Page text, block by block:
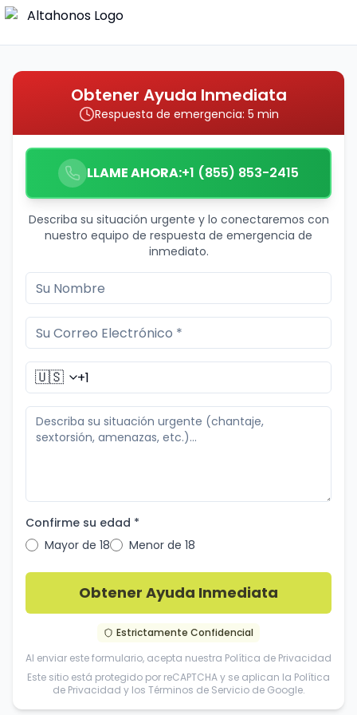
Obtener Ayuda Inmediata
Respuesta de emergencia: 5 min
LLAME AHORA:+1 (855) 853-2415
Describa su situación urgente y lo conectaremos con
nuestro equipo de respuesta de emergencia de
inmediato.
🇺🇸
Confirme su edad *
Mayor de 18
Menor de 18
Obtener Ayuda Inmediata
Estrictamente Confidencial
Al enviar este formulario, acepta nuestra Política de Privacidad
Este sitio está protegido por reCAPTCHA y se aplican la Política
de Privacidad y los Términos de Servicio de Google.